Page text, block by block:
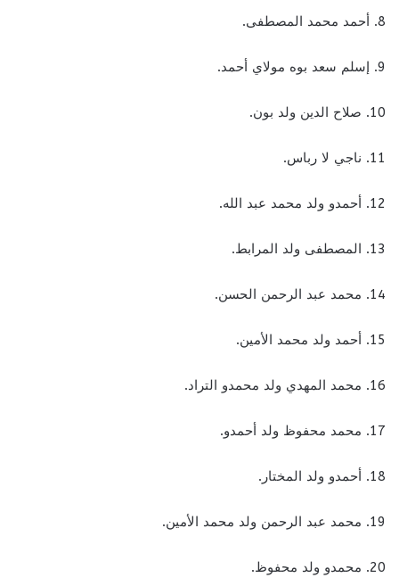
8. أحمد محمد المصطفى.
9. إسلم سعد بوه مولاي أحمد.
10. صلاح الدين ولد بون.
11. ناجي لا رباس.
12. أحمدو ولد محمد عبد الله.
13. المصطفى ولد المرابط.
14. محمد عبد الرحمن الحسن.
15. أحمد ولد محمد الأمين.
16. محمد المهدي ولد محمدو التراد.
17. محمد محفوظ ولد أحمدو.
18. أحمدو ولد المختار.
19. محمد عبد الرحمن ولد محمد الأمين.
20. محمدو ولد محفوظ.